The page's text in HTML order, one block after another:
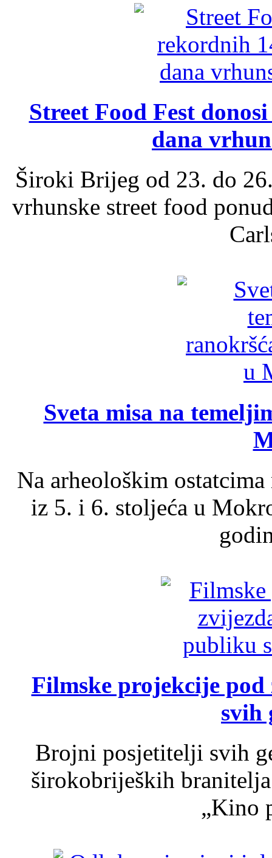
Street Food Fest
dana
Široki Brijeg od 23. do
vrhunske street food
Sveta misa na
Na arheološkim
iz 5. i 6. stoljeća u
Filmske projekcije
svih
Brojni posjetitelji svih
širokobrijeških
„Kino